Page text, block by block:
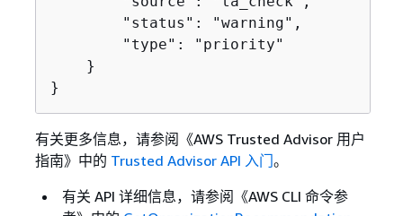
        "status": "warning",
        "type": "priority"
    }
}
有关更多信息，请参阅《AWS Trusted Advisor 用户
指南》 中的 Trusted Advisor API 入门。
有关 API 详细信息，请参阅《AWS CLI 命令参